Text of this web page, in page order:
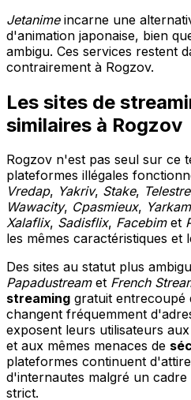
Jetanimeincarne une
d'animation japonaise, bien
ambigu. Ces services restent
contrairement à Rogzov.
Les sites de
similaires à Rogzov
Rogzov n'est pas seul sur ce
plateformes illégales
Vredap, Yakriv, Stake,
Wawacity, Cpasmieux, Yarkam
Xalaflix, Sadisflix, Facebimet
les mêmes caractéristiques et
Des sites au statut plus
Papadustreamet French
streaming gratuit entrecoupé
changent fréquemment
exposent leurs utilisateurs
et aux mêmes menaces de
plateformes continuent
d'internautes malgré un
strict.